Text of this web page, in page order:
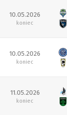
10.05.2026
koniec
10.05.2026
koniec
11.05.2026
koniec